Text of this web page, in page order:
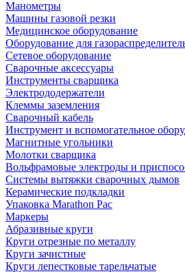
Манометры
Машины газовой резки
Медицинское оборудование
Оборудование для
Сетевое оборудование
Сварочные аксессуары
Инструменты сварщика
Электрододержатели
Клеммы заземления
Сварочный кабель
Инструмент и вспомогательное
Магнитные угольники
Молотки сварщика
Вольфрамовые электроды и
Системы вытяжки сварочных дымов
Керамические подкладки
Упаковка Marathon Pac
Маркеры
Абразивные круги
Круги отрезные по металлу
Круги зачистные
Круги лепестковые тарельчатые